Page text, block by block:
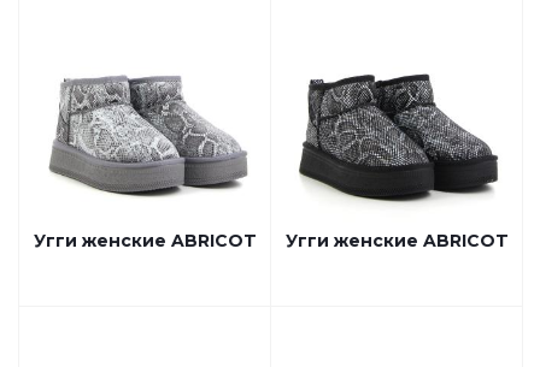
Угги женские ABRICOT Угги женские ABRICOT